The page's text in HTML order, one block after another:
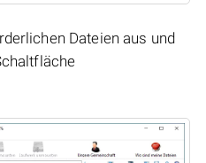
Dateien aus und